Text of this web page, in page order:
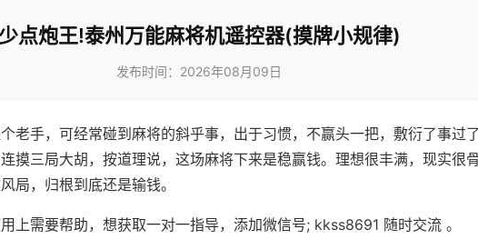
少点炮王!泰州万能麻将机遥控器(摸牌小规律)
发布时间：2026年08月09日
老手，可经常碰到麻将的斜乎事，出于习惯，不赢头一把，敷衍了事过
摸三局大胡，按道理说，这场麻将下来是稳赢钱。理想很丰满，现实很骨
局，归根到底还是输钱。
上需要帮助，想获取一对一指导，添加微信号; kkss8691 随时交流 。